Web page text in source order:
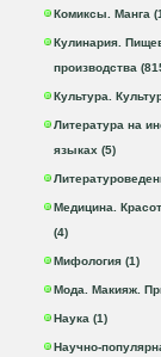
Комиксы. Манга
Кулинария.
производства
Культура.
Литература на
языках (5)
Медицина.
(4)
Мифология (1)
Мода. Макияж.
Наука (1)
Научно-